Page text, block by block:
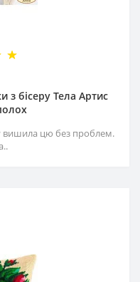
бісеру Тела Артис
вишила цю без проблем.